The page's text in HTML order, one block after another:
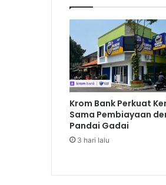
B
a
t
u
a
n
K
e
p
a
d
Krom Bank Perkuat
Sama Pembiayaan
Pandai Gadai
3 hari lalu